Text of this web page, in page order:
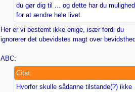
du gør dig til ... og dette har du mulighed
for at ændre hele livet.
Her er vi bestemt ikke enige, især fordi du
ignorerer det ubevidstes magt over
ABC:
Citat:
Hvorfor skulle sådanne tilstande(?) ikke